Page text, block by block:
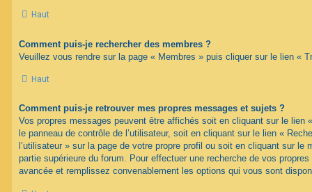
Haut
Comment puis-je rechercher des membres ?
Veuillez vous rendre sur la page « Membres » puis cliquer sur le lien «
Haut
Comment puis-je retrouver mes propres messages et sujets ?
Vos propres messages peuvent être affichés soit en cliquant sur le lien
le panneau de contrôle de l’utilisateur, soit en cliquant sur le lien «
l’utilisateur » sur la page de votre propre profil ou soit en cliquant sur le
partie supérieure du forum. Pour effectuer une recherche de vos
avancée et remplissez convenablement les options qui vous sont